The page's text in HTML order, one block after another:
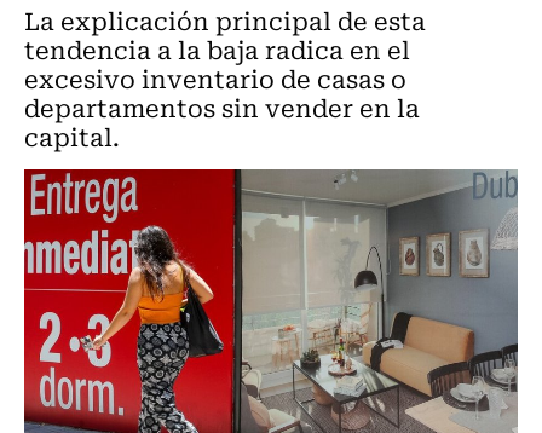
La explicación principal de esta
tendencia a la baja radica en el
excesivo inventario de casas o
departamentos sin vender en la
capital.